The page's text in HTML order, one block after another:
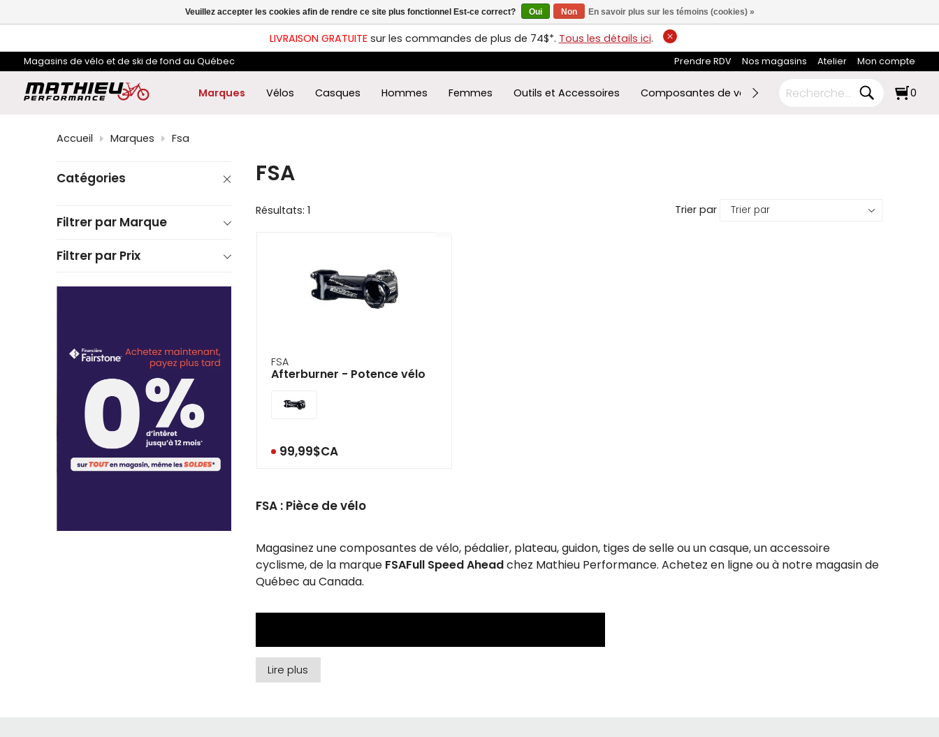
flèches
et
bas
accéder
résultat
de
utilisateurs
d'appareils
tactiles
tels
que
et
LIVRAISON GRATUITEsur les commandes de plus de 74$*. Tous les détails ici.
Magasins de vélo et de ski de fond au Québec Prendre RDV Nos magasins Atelier Mon compte
Marques Vélos Casques Hommes Femmes Outils et Accessoires Composantes de vélo Ski de fond RABAIS FIN DE
0
Accueil Marques Fsa
Catégories
Filtrer par Marque
Filtrer par Prix
FSA
Résultats: 1 Trier par
FSA
Afterburner - Potence vélo
99,99$CA
FSA : Pièce de vélo
Magasinez une composantes de vélo, pédalier, plateau, guidon, tiges de selle ou un casque, un accessoire
cyclisme, de la marque FSAFull Speed Aheadchez Mathieu Performance. Achetez en ligne ou à notre magasin de
Québec au Canada.
Lire plus
Veuillez accepter les cookies afin de rendre ce site plus fonctionnel Est-ce correct? Oui Non En savoir plus sur les témoins (cookies) »